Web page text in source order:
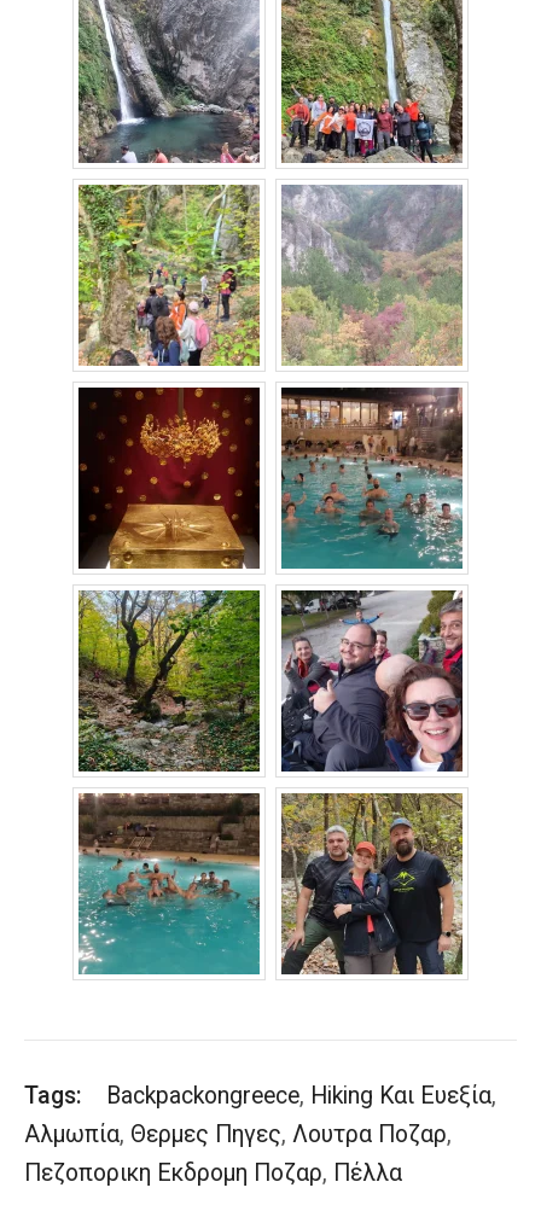
Tags: Backpackongreece, Hiking Και Ευεξία,
Αλμωπία, Θερμες Πηγες, Λουτρα Ποζαρ,
Πεζοπορικη Εκδρομη Ποζαρ, Πέλλα